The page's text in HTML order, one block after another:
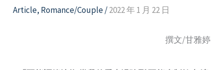
Article, Romance/Couple/2022 年 1 月 22 日
撰文/甘雅婷